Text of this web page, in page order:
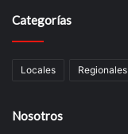
Categorías
Locales Regionales
Nosotros